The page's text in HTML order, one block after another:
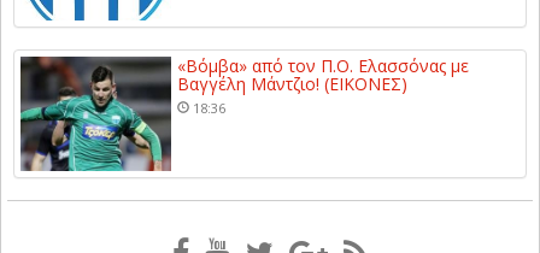
«Βόμβα» από τον Π.Ο. Ελασσόνας με
Βαγγέλη Μάντζιο! (ΕΙΚΟΝΕΣ)
18:36